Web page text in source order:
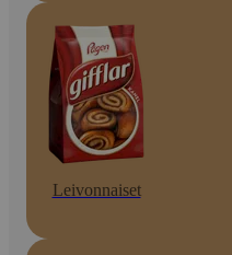
Leivonnaiset